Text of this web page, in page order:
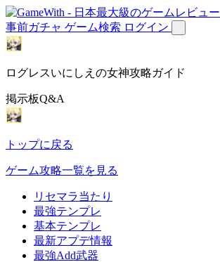
事前ガチャ ゲーム検索 ログイン
ログレスいにしえの女神攻略ガイド
掲示板Q&A
トップに戻る
ゲーム攻略一覧を見る
リセマラ当たり
最強テンプレ
基本テンプレ
最新アプデ情報
最強Add武器